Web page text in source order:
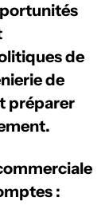
de
de
préparer
: